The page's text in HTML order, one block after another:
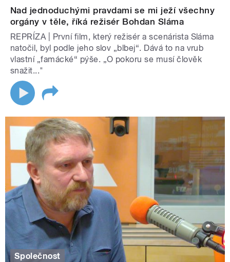
Nad jednoduchými pravdami se mi ježí všechny
orgány v těle, říká režisér Bohdan Sláma
REPRÍZA | První film, který režisér a scenárista Sláma
natočil, byl podle jeho slov „blbej“. Dává to na vrub
vlastní „famácké“ pýše. „O pokoru se musí člověk
snažit..."
Společnost